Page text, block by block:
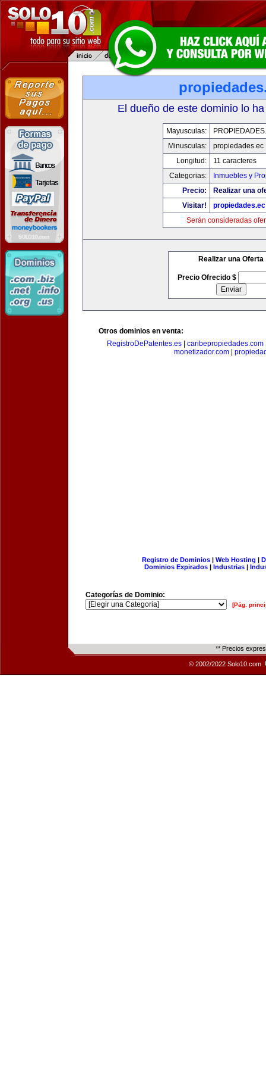
El dueño de este dominio lo
Mayusculas:
Minusculas:
propiedades.ec
Longitud:
11 caracteres
Categorias:
Inmuebles y
Precio:
Realizar una
Visitar!
propiedades.ec
Serán consideradas
Realizar una Oferta
Precio Ofrecido $
Otros dominios en venta:
RegistroDePatentes.es| caribepropiedades.com
monetizador.com|
Registro de Dominios| Web Hosting |
Dominios Expirados | Industrias |
Categorías de Dominio:
[Pág.
** Precios
© 2002/2022 Solo10.com